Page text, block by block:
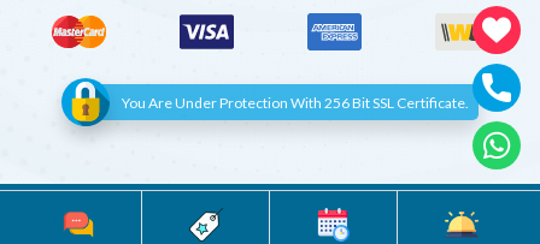
You Are Under Protection With 256 Bit SSL Certificate.
© Copyright 2012 - 2022 | All Rights Reserved